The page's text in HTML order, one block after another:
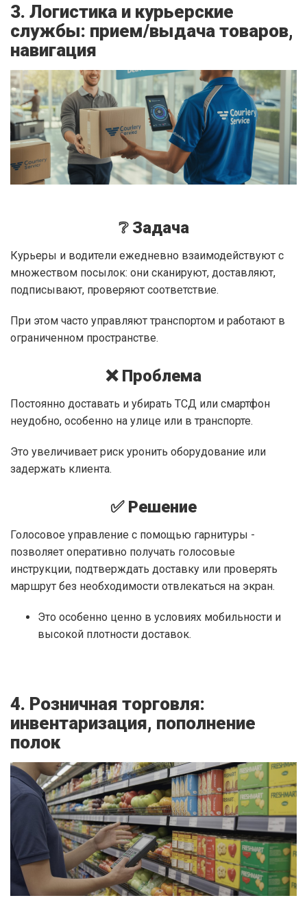
3. Логистика и курьерские
службы: прием/выдача товаров,
навигация
❔ Задача
Курьеры и водители ежедневно взаимодействуют с
множеством посылок: они сканируют, доставляют,
подписывают, проверяют соответствие.
При этом часто управляют транспортом и работают в
ограниченном пространстве.
❌ Проблема
Постоянно доставать и убирать ТСД или смартфон
неудобно, особенно на улице или в транспорте.
Это увеличивает риск уронить оборудование или
задержать клиента.
✅ Решение
Голосовое управление с помощью гарнитуры -
позволяет оперативно получать голосовые
инструкции, подтверждать доставку или проверять
маршрут без необходимости отвлекаться на экран.
Это особенно ценно в условиях мобильности и
высокой плотности доставок.
4. Розничная торговля:
инвентаризация, пополнение
полок